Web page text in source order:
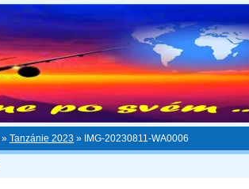
» Tanzánie 2023 » IMG-20230811-WA0006